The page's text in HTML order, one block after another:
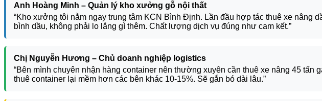
Anh Hoàng Minh – Quản lý kho xưởng gỗ nội thất
“Kho xưởng tôi nằm ngay trung tâm KCN Bình Định. Lần đầu hợp tác thuê xe nâng
bình dầu, không phải lo lắng gì thêm. Chất lượng dịch vụ đúng như cam kết.”
Chị Nguyễn Hương – Chủ doanh nghiệp logistics
“Bên mình chuyên nhận hàng container nên thường xuyên cần thuê xe nâng 45
thuê container lại mềm hơn các bên khác 10-15%. Sẽ gắn bó dài lâu.”